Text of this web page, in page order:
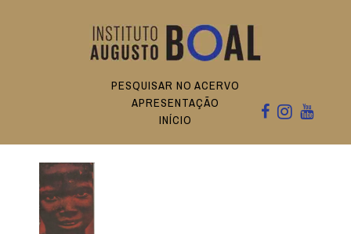
PESQUISAR NO ACERVO
APRESENTAÇÃO
INÍCIO